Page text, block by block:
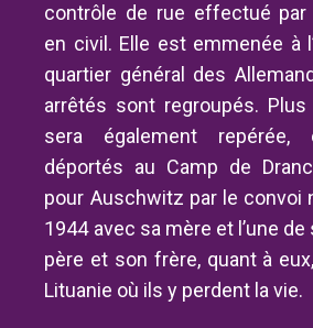
contrôle de rue effectué par
en civil. Elle est emmenée à
quartier général des
arrêtés sont regroupés.
sera également
déportés au Camp de
pour Auschwitz par le convoi
1944 avec sa mère et l’une
père et son frère, quant à
Lituanie où ils y perdent la vie.